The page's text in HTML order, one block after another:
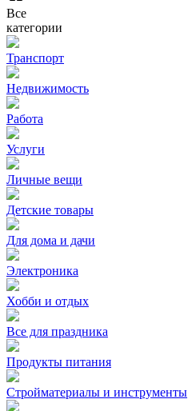
Все
категории
Транспорт
Недвижимость
Работа
Услуги
Личные вещи
Детские товары
Для дома и дачи
Электроника
Хобби и отдых
Все для праздника
Продукты питания
Стройматериалы и инструменты